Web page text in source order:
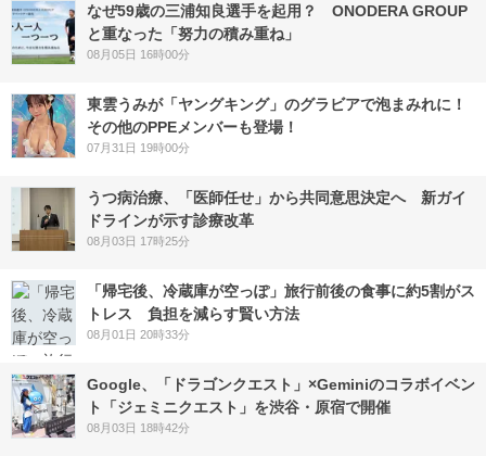
なぜ59歳の三浦知良選手を起用？ ONODERA GROUP
と重なった「努力の積み重ね」
08月05日 16時00分
東雲うみが「ヤングキング」のグラビアで泡まみれに！
その他のPPEメンバーも登場！
07月31日 19時00分
うつ病治療、「医師任せ」から共同意思決定へ 新ガイ
ドラインが示す診療改革
08月03日 17時25分
「帰宅後、冷蔵庫が空っぽ」旅行前後の食事に約5割がス
トレス 負担を減らす賢い方法
08月01日 20時33分
Google、「ドラゴンクエスト」×Geminiのコラボイベン
ト「ジェミニクエスト」を渋谷・原宿で開催
08月03日 18時42分